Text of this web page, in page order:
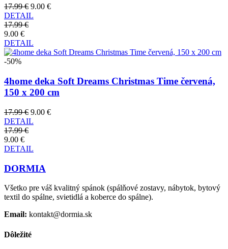
17.99 € 9.00 €
DETAIL
17.99 €
9.00 €
DETAIL
-50%
4home deka Soft Dreams Christmas Time červená,
150 x 200 cm
17.99 € 9.00 €
DETAIL
17.99 €
9.00 €
DETAIL
DORMIA
Všetko pre váš kvalitný spánok (spálňové zostavy, nábytok, bytový
textil do spálne, svietidlá a koberce do spálne).
Email: kontakt@dormia.sk
Dôležité